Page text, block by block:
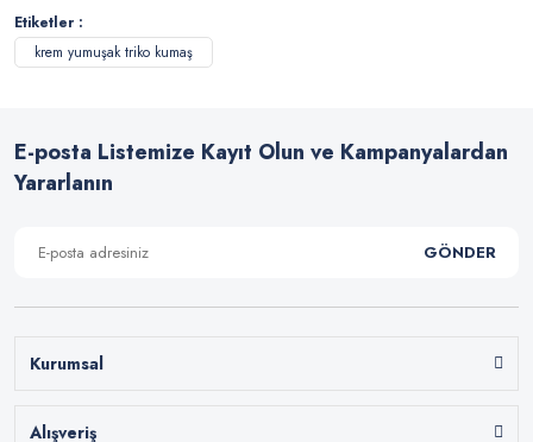
Etiketler :
krem yumuşak triko kumaş
E-posta Listemize Kayıt Olun ve Kampanyalardan
Yararlanın
GÖNDER
Kurumsal
Alışveriş